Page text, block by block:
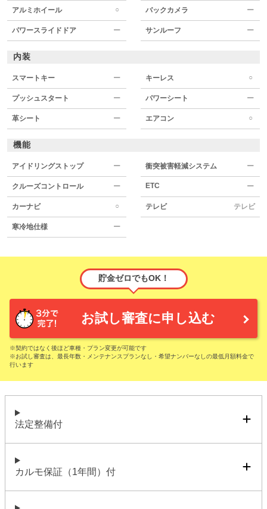
アルミホイール ○ バックカメラ ー
パワースライドドア ー サンルーフ ー
内装
スマートキー ー キーレス ○
プッシュスタート ー パワーシート ー
革シート ー エアコン ○
機能
アイドリングストップ ー 衝突被害軽減システム ー
クルーズコントロール ー ETC ー
カーナビ ○ テレビ テレビ
寒冷地仕様 ー
貯金ゼロでもOK！
お試し審査に申し込む
※契約ではなく後ほど車種・プラン変更が可能です
※お試し審査は、最長年数・メンテナンスプランなし・希望ナンバーなしの最低月額料金で
行います
法定整備付
カルモ保証（1年間）付